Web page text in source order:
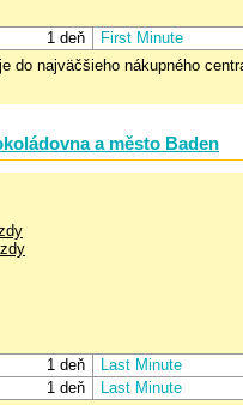
1 deň First Minute
do najväčšieho nákupného
a město Baden
1 deň Last Minute
1 deň Last Minute